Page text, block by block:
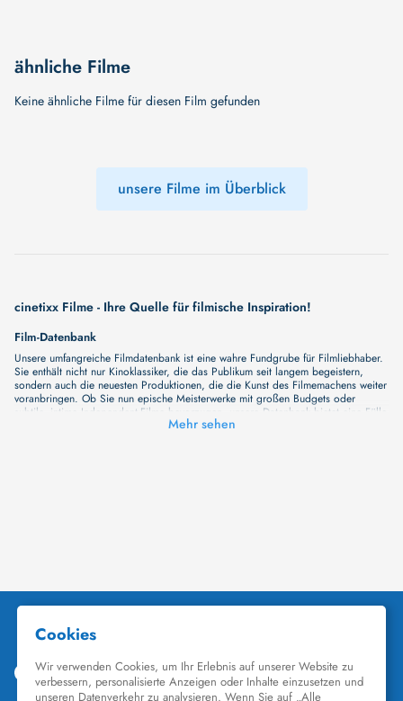
ähnliche Filme
Keine ähnliche Filme für diesen Film gefunden
unsere Filme im Überblick
cinetixx Filme - Ihre Quelle für filmische Inspiration!
Film-Datenbank
Unsere umfangreiche Filmdatenbank ist eine wahre Fundgrube für Filmliebhaber.
Sie enthält nicht nur Kinoklassiker, die das Publikum seit langem begeistern,
sondern auch die neuesten Produktionen, die die Kunst des Filmemachens weiter
voranbringen. Ob Sie nun epische Meisterwerke mit großen Budgets oder
subtile, intime Independent-Filme bevorzugen, unsere Datenbank bietet eine Fülle
von Inhalten, die Ihr Herz und Ihren Geist berühren werden. Beim Durchstöbern
Kinematographie zu einer noch faszinierenderen Welt werden, die Sie erkunden
Schauspieler-Datenbank
wir Sie dazu ein, Informationen über Ihre Lieblingskünstler zu entdecken. Bei uns
finden Sie heraus, in welchen Filmen sie mitgewirkt haben, mit wem sie
gearbeitet haben und welche Rollen sie gespielt haben. Von den größten Stars
Mehr sehen